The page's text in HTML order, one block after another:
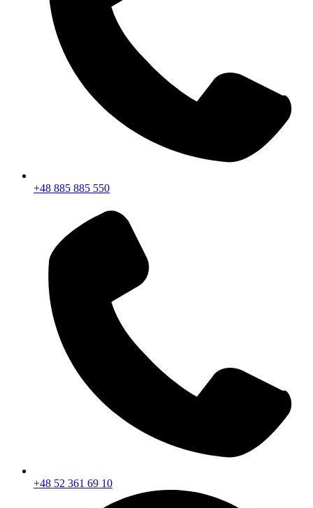
+48 885 885 550
+48 52 361 69 10